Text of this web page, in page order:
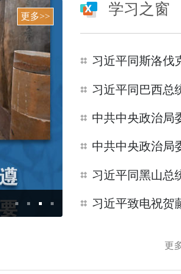
更多>>
“义乌发展经验”，习近
学习之窗
习近平同斯洛伐
习近平致电祝贺
更